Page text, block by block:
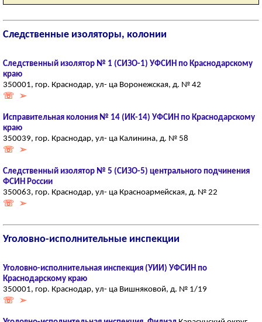
Следственные изоляторы, колонии
Следственный изолятор № 1 (СИЗО-1) УФСИН по Краснодарскому
краю
350001, гор. Краснодар, ул- ца Воронежская, д. № 42
☏ ➢
Исправительная колония № 14 (ИК-14) УФСИН по Краснодарскому
краю
350039, гор. Краснодар, ул- ца Калинина, д. № 58
☏ ➢
Следственный изолятор № 5 (СИЗО-5) центрального подчинения
ФСИН России
350063, гор. Краснодар, ул- ца Красноармейская, д. № 22
☏ ➢
Уголовно-исполнительные инспекции
Уголовно-исполнительная инспекция (УИИ) УФСИН по
Краснодарскому краю
350001, гор. Краснодар, ул- ца Вишняковой, д. № 1/19
☏ ➢